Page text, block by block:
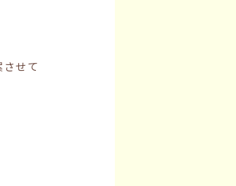
せて